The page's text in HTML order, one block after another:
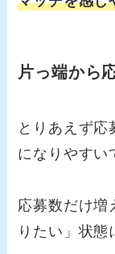
片っ端から
とりあえず応
になりやすい
応募数だけ増
りたい」状態